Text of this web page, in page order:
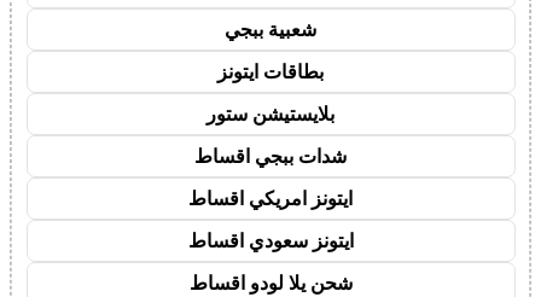
شعبية ببجي
بطاقات ايتونز
بلايستيشن ستور
شدات ببجي اقساط
ايتونز امريكي اقساط
ايتونز سعودي اقساط
شحن يلا لودو اقساط